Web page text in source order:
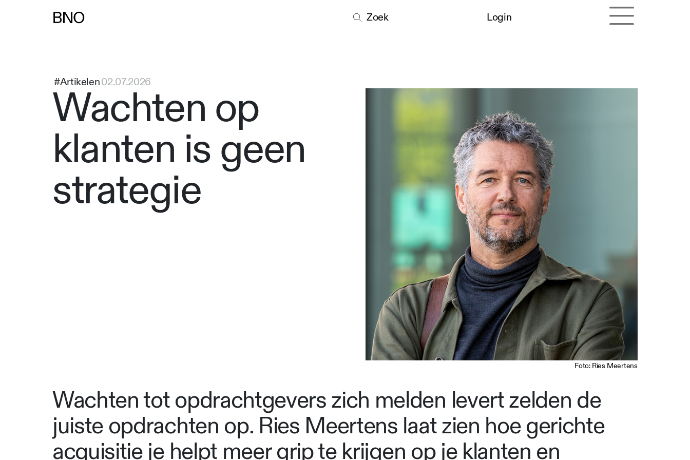
Zoek Login
#Artikelen02.07.2026
Wachten op
klanten is geen
strategie
Foto: Ries Meertens
Wachten tot opdrachtgevers zich melden levert zelden de
juiste opdrachten op. Ries Meertens laat zien hoe gerichte
acquisitie je helpt meer grip te krijgen op je klanten en